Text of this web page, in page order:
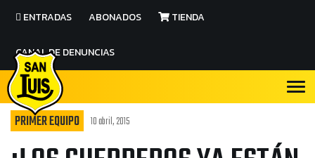
ENTRADAS ABONADOS TIENDA
CANAL DE DENUNCIAS
PRIMER EQUIPO 10 abril, 2015